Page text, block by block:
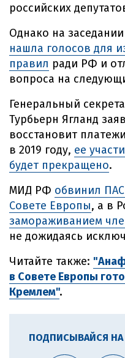
российских
Однако на
нашла голосов для
правил ради РФ и
вопроса на
Генеральный
Турбьерн Ягланд
восстановит
в 2019 году, ее
будет прекращено.
МИД РФ обвинил
Совете Европы, а в
замораживанием
не дожидаясь
Читайте также:
в Совете Европы
Кремлем".
ПОДПИСЫВАЙСЯ